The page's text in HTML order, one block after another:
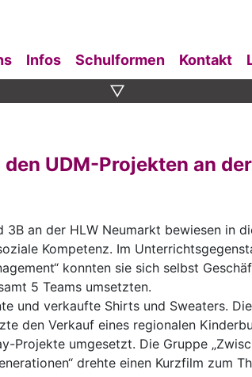
Infos Schulformen Kontakt
▽
UDM-Projekten an
an der HLW Neumarkt bewiesen in
Kompetenz. Im
konnten sie sich selbst
5 Teams umsetzten.
und verkaufte Shirts und Sweaters. Die
den Verkauf eines regionalen
Projekte umgesetzt. Die Gruppe
drehte einen Kurzfilm zum